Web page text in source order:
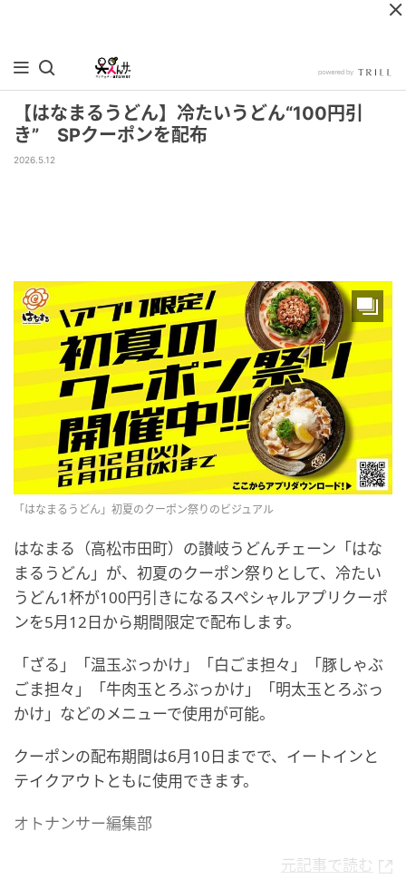
【はなまるうどん】冷たいうどん“100円引
き” SPクーポンを配布
2026.5.12
「はなまるうどん」初夏のクーポン祭りのビジュアル
はなまる（高松市田町）の讃岐うどんチェーン「はな
まるうどん」が、初夏のクーポン祭りとして、冷たい
うどん1杯が100円引きになるスペシャルアプリクーポ
ンを5月12日から期間限定で配布します。
「ざる」「温玉ぶっかけ」「白ごま担々」「豚しゃぶ
ごま担々」「牛肉玉とろぶっかけ」「明太玉とろぶっ
かけ」などのメニューで使用が可能。
クーポンの配布期間は6月10日までで、イートインと
テイクアウトともに使用できます。
オトナンサー編集部
元記事で読む